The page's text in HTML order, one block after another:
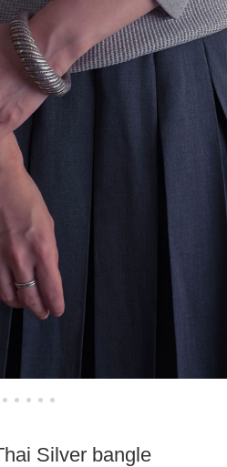
Silver bangle